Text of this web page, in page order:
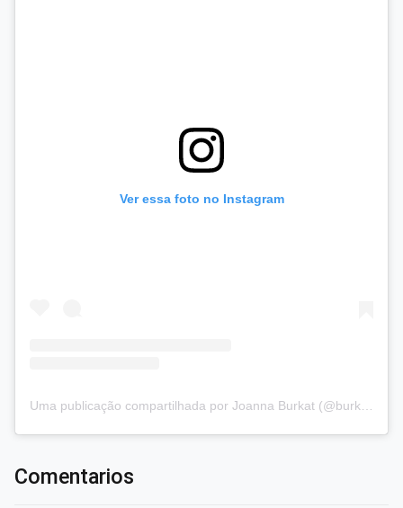
Ver essa foto no Instagram
Uma publicação compartilhada por Joanna Burkat (@burkat.joanna)
Comentarios